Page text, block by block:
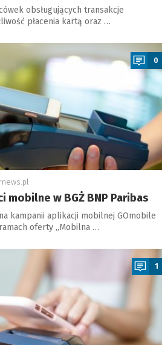
obsługujących transakcje
płacenia kartą oraz …
0
mobilne w BGŻ BNP Paribas
kampanii aplikacji mobilnej GOmobile
oferty „Mobilna …
1